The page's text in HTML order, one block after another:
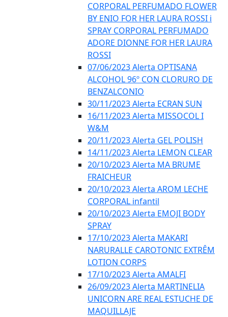
CORPORAL PERFUMADO FLOWER
BY ENIO FOR HER LAURA ROSSI i
SPRAY CORPORAL PERFUMADO
ADORE DIONNE FOR HER LAURA
ROSSI
07/06/2023 Alerta OPTISANA
ALCOHOL 96º CON CLORURO DE
BENZALCONIO
30/11/2023 Alerta ECRAN SUN
16/11/2023 Alerta MISSOCOL I
W&M
20/11/2023 Alerta GEL POLISH
14/11/2023 Alerta LEMON CLEAR
20/10/2023 Alerta MA BRUME
FRAICHEUR
20/10/2023 Alerta AROM LECHE
CORPORAL infantil
20/10/2023 Alerta EMOJI BODY
SPRAY
17/10/2023 Alerta MAKARI
NARURALLE CAROTONIC EXTRÊM
LOTION CORPS
17/10/2023 Alerta AMALFI
26/09/2023 Alerta MARTINELIA
UNICORN ARE REAL ESTUCHE DE
MAQUILLAJE